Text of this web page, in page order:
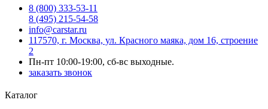
8 (800) 333-53-11
8 (495) 215-54-58
info@carstar.ru
117570, г. Москва, ул. Красного маяка, дом 16, строение
2
Пн-пт 10:00-19:00, сб-вс выходные.
заказать звонок
Каталог